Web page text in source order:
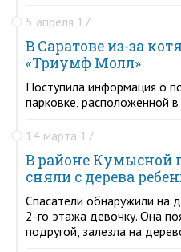
5 апреля 17
В Саратове из-за
«Триумф Молл»
Поступила информация о
парковке, расположенной
14 марта 17
В районе Кумысной
сняли с дерева
Спасатели обнаружили на
2-го этажа девочку. Она
подругой, залезла на